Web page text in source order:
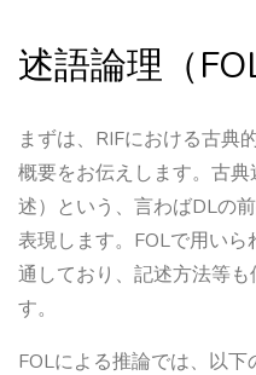
述語論理（
まずは、RIFにおける古典
概要をお伝えします。古
述）という、言わばDLの
表現します。FOLで用い
通しており、記述方法等
す。
FOLによる推論では、以下